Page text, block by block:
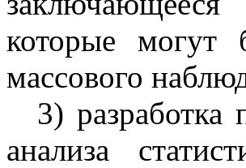
которые могут
массового
3) разработка
анализа